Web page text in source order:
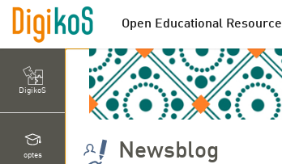
Open Educational Resource
DigikoS
optes Newsblog